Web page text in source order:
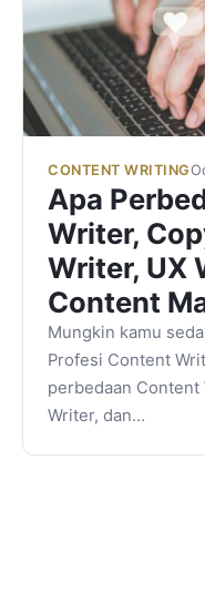
CONTENT WRITING
Apa
Writer,
Writer, UX
Content
Mungkin kamu
Profesi Content
perbedaan Content
Writer, dan…